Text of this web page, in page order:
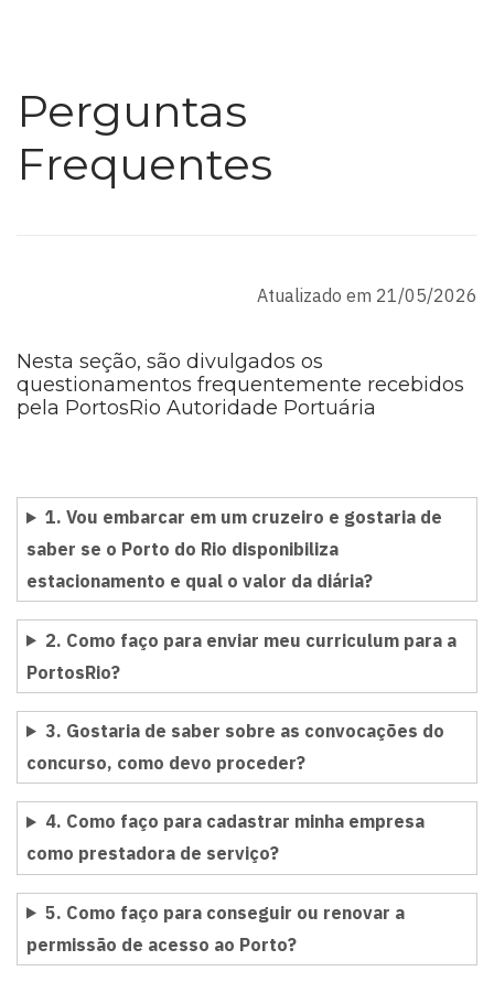
Perguntas
Frequentes
Atualizado em 21/05/2026
Nesta seção, são divulgados os
questionamentos frequentemente recebidos
pela PortosRio Autoridade Portuária
1. Vou embarcar em um cruzeiro e gostaria de
saber se o Porto do Rio disponibiliza
estacionamento e qual o valor da diária?
2. Como faço para enviar meu curriculum para a
PortosRio?
3. Gostaria de saber sobre as convocações do
concurso, como devo proceder?
4. Como faço para cadastrar minha empresa
como prestadora de serviço?
5. Como faço para conseguir ou renovar a
permissão de acesso ao Porto?